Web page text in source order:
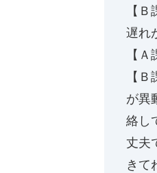
【
遅れ
【
【
が異
絡し
丈夫
きて